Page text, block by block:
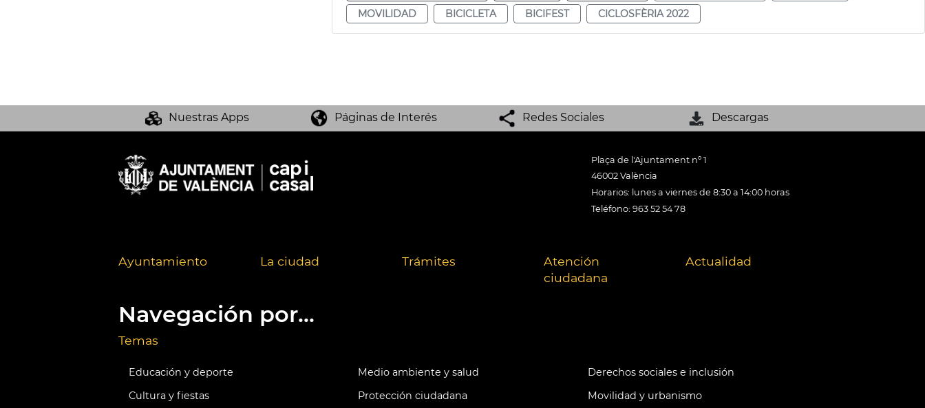
MOVILIDAD
BICICLETA BICIFEST CICLOSFÈRIA 2022
Nuestras Apps Páginas de Interés Redes Sociales Descargas
Plaça de l'Ajuntament nº 1
46002 València
Horarios: lunes a viernes de 8:30 a 14:00 horas
Teléfono: 963 52 54 78
Ayuntamiento La ciudad Trámites
Atención
ciudadana
Actualidad
Navegación por...
Temas
Educación y deporte Medio ambiente y salud
Derechos sociales e inclusión
Cultura y fiestas
Protección ciudadana Movilidad y urbanismo